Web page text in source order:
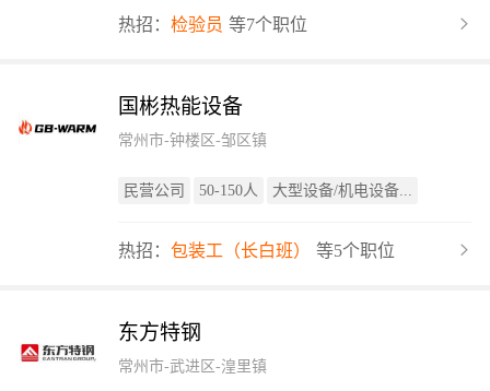
热招： 检验员 等7个职位
国彬热能设备
常州市-钟楼区-邹区镇
民营公司 50-150人 大型设备/机电设备...
热招： 包装工（长白班） 等5个职位
东方特钢
常州市-武进区-湟里镇